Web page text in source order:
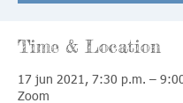
Time & Location
17 jun 2021, 7:30 p.m. –
Zoom